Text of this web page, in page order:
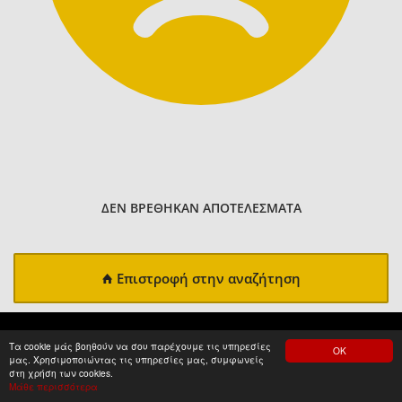
ΟΚ
Τα cookie μάς βοηθούν να σου παρέχουμε τις υπηρεσίες
μας. Χρησιμοποιώντας τις υπηρεσίες μας, συμφωνείς
στη χρήση των cookies.
Μάθε περισσότερα
ΔΕΝ ΒΡΕΘΗΚΑΝ ΑΠΟΤΕΛΕΣΜΑΤΑ
Επιστροφή στην αναζήτηση